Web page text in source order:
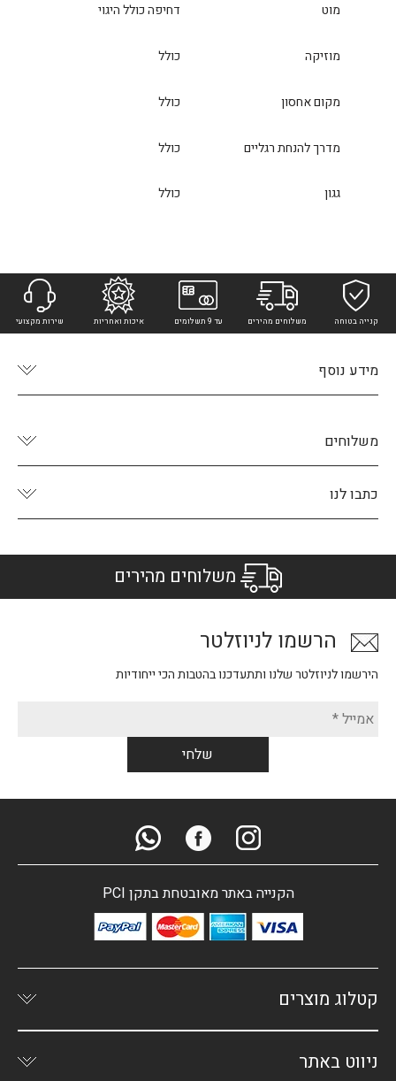
מוט דחיפה כולל היגוי
מוזיקה כולל
מקום אחסון כולל
מדרך להנחת רגליים כולל
גגון כולל
קנייה בטוחה משלוחים מהירים עד 9 תשלומים איכות ואחריות שירות מקצועי
מידע נוסף
משלוחים
כתבו לנו
משלוחים מהירים
הרשמו לניוזלטר
הירשמו לניוזלטר שלנו ותתעדכנו בהטבות הכי ייחודיות
הקנייה באתר מאובטחת בתקן PCI
קטלוג מוצרים
ניווט באתר